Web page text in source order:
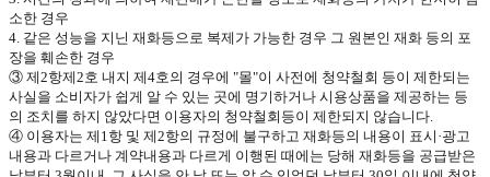
소한 경우
4. 같은 성능을 지닌 재화등으로 복제가 가능한 경우 그 원본인 재화 등의 포
장을 훼손한 경우
③ 제2항제2호 내지 제4호의 경우에 "몰"이 사전에 청약철회 등이 제한되는
사실을 소비자가 쉽게 알 수 있는 곳에 명기하거나 시용상품을 제공하는 등
의 조치를 하지 않았다면 이용자의 청약철회등이 제한되지 않습니다
④ 이용자는 제 1 항 및 제2항의 규정에 불구하고 재화등의 내용이 표시·광고
내용과 다르거나 계약내용과 다르게 이행된 때에는 당해 재화등을 공급받은